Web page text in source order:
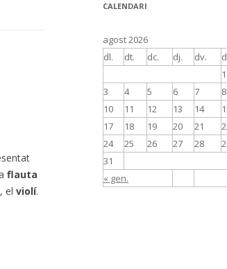
flauta
el violí.
CALENDARI
agost 2026
dl.
dt. dc. dj. dv.
« gen.
1
3
4 5 6 7 8
10
11 12 13 14
17
18 19 20 21
24
25 26 27 28
31